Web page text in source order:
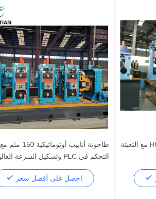
آلة تصنيع الأنابيب الفولاذية HG273 مع التعبئة
طاحونة أنابيب أوتوماتيكية 150 ملم مع
التحكم في PLC وتشكيل السرعة العالية
احصل على أفضل سعر